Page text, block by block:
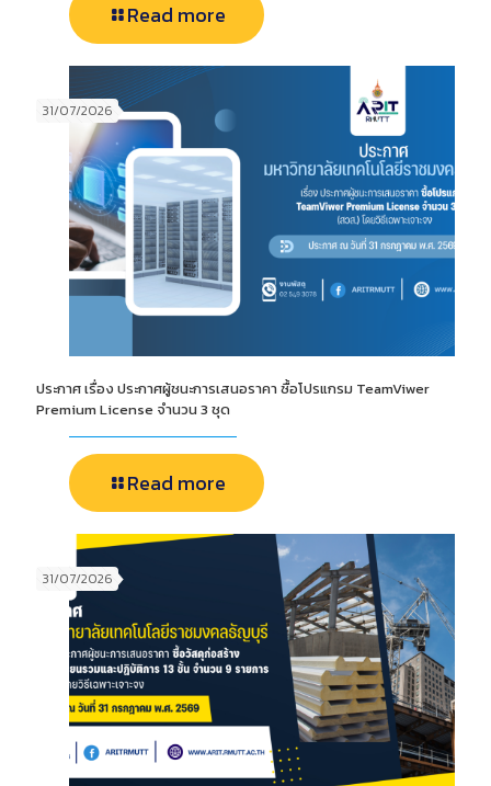
Read more
31/07/2026
ประกาศ เรื่อง ประกาศผู้ชนะการเสนอราคา ซื้อโปรแกรม TeamViwer
Premium License จำนวน 3 ชุด
Read more
31/07/2026